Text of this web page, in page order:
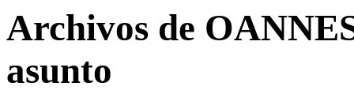
Archivos de
asunto